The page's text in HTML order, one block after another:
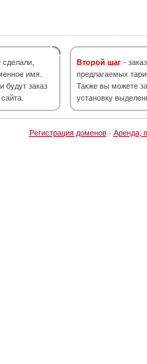
имя.
заказ
Второй шаг -
предлагаемых
Также вы можете
установку
Регистрация доменов· Аренда,